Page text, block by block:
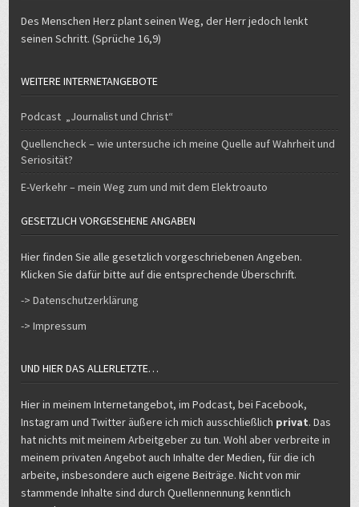
Des Menschen Herz plant seinen Weg, der Herr jedoch lenkt
seinen Schritt. (Sprüche 16,9)
WEITERE INTERNETANGEBOTE
Podcast „Journalist und Christ“
Quellencheck – wie untersuche ich meine Quelle auf Wahrheit und
Seriosität?
E-Verkehr – mein Weg zum und mit dem Elektroauto
GESETZLICH VORGESEHENE ANGABEN
Hier finden Sie alle gesetzlich vorgeschriebenen Angeben.
Klicken Sie dafür bitte auf die entsprechende Überschrift.
-> Datenschutzerklärung
-> Impressum
UND HIER DAS ALLERLETZTE…
Hier in meinem Internetangebot, im Podcast, bei Facebook,
Instagram und Twitter äußere ich mich ausschließlich privat. Das
hat nichts mit meinem Arbeitgeber zu tun. Wohl aber verbreite in
meinem privaten Angebot auch Inhalte der Medien, für die ich
arbeite, insbesondere auch eigene Beiträge. Nicht von mir
stammende Inhalte sind durch Quellennennung kenntlich